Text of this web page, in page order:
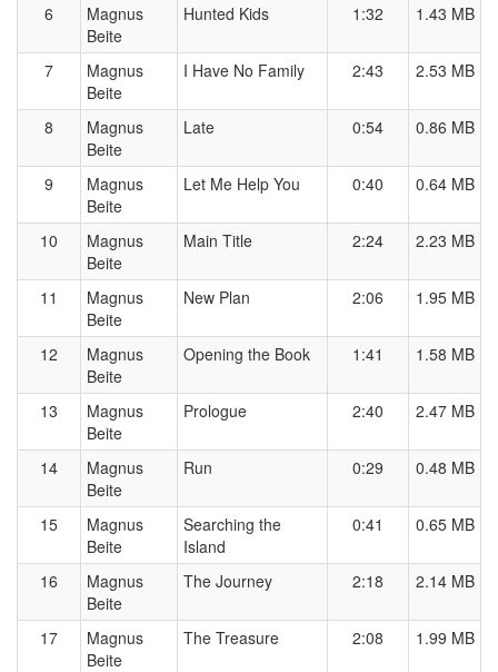
6
Magnus
Beite
Hunted Kids 1:32 1.43 MB
7
Magnus
Beite
I Have No Family 2:43 2.53 MB
8
Magnus
Beite
Late 0:54 0.86 MB
9
Magnus
Beite
Let Me Help You 0:40 0.64 MB
10
Magnus
Beite
Main Title 2:24 2.23 MB
11
Magnus
Beite
New Plan 2:06 1.95 MB
12
Magnus
Beite
Opening the Book 1:41 1.58 MB
13
Magnus
Beite
Prologue 2:40 2.47 MB
14
Magnus
Beite
Run 0:29 0.48 MB
15
Magnus
Beite
Searching the
Island
0:41 0.65 MB
16
Magnus
Beite
The Journey 2:18 2.14 MB
17
Magnus
Beite
The Treasure 2:08 1.99 MB